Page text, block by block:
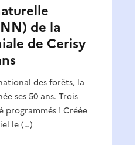
de la
de Cerisy
des forêts, la
ses 50 ans. Trois
programmés ! Créée
le (…)